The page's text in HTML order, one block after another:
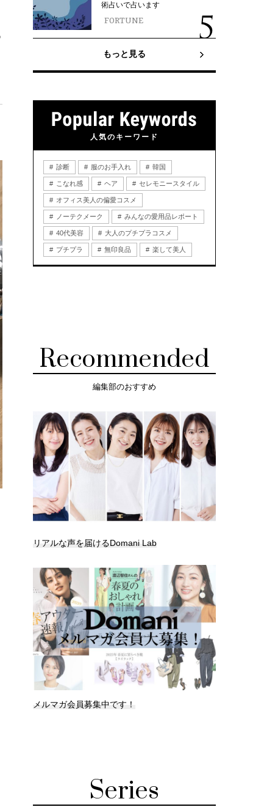
術占いで占います
FORTUNE
もっと見る
人気のキーワード
診断 服のお手入れ 韓国
こなれ感 ヘア セレモニースタイル
オフィス美人の偏愛コスメ
ノーテクメーク みんなの愛用品レポート
40代美容 大人のプチプラコスメ
プチプラ 無印良品 楽して美人
Recommended
編集部のおすすめ
リアルな声を届けるDomani Lab
メルマガ会員募集中です！
Series